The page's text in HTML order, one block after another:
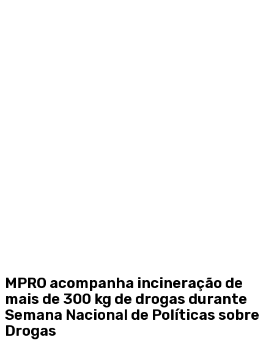
MPRO acompanha incineração de
mais de 300 kg de drogas durante
Semana Nacional de Políticas sobre
Drogas